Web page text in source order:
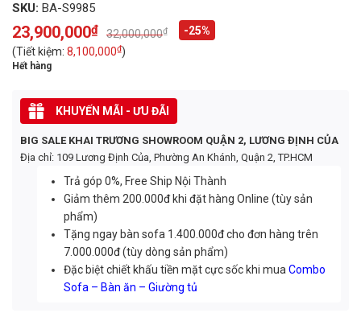
SKU: BA-S9985
32,000,000₫
Original
price
was:
32,000,000₫.
23,900,000₫
Current
price
is:
23,900,000₫.
-25%
(Tiết kiệm: 8,100,000₫)
Hết hàng
KHUYẾN MÃI - ƯU ĐÃI
BIG SALE KHAI TRƯƠNG SHOWROOM QUẬN 2, LƯƠNG ĐỊNH CỦA
Địa chỉ: 109 Lương Định Của, Phường An Khánh, Quận 2, TP.HCM
Trả góp 0%, Free Ship Nội Thành
Giảm thêm 200.000đ khi đặt hàng Online (tùy sản
phẩm)
Tặng ngay bàn sofa 1.400.000đ cho đơn hàng trên
7.000.000đ (tùy dòng sản phẩm)
Đặc biệt chiết khấu tiền mặt cực sốc khi muaCombo
Sofa – Bàn ăn – Giường tủ